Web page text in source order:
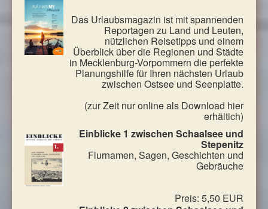
Das Urlaubsmagazin ist mit spannenden
Reportagen zu Land und Leuten,
nützlichen Reisetipps und einem
Überblick über die Regionen und Städte
in Mecklenburg-Vorpommern die perfekte
Planungshilfe für Ihren nächsten Urlaub
zwischen Ostsee und Seenplatte.
(zur Zeit nur online als Download hier
erhältich)
Einblicke 1 zwischen Schaalsee und
Stepenitz
Flurnamen, Sagen, Geschichten und
Gebräuche
Preis: 5,50 EUR